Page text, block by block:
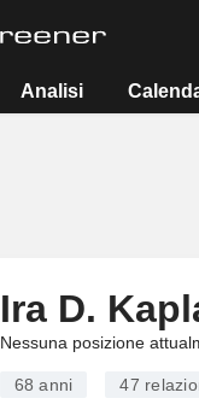
Analisi
Ira D.
Nessuna posizione
68 anni 47